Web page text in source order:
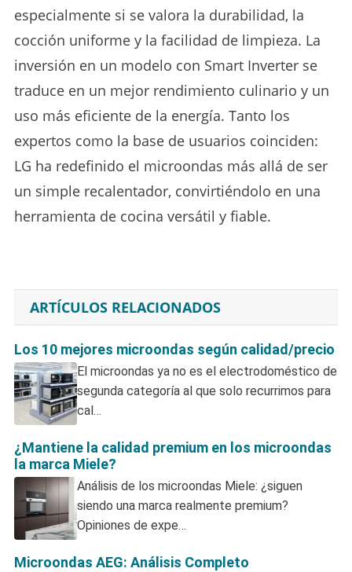
especialmente si se valora la durabilidad, la
cocción uniforme y la facilidad de limpieza. La
inversión en un modelo con Smart Inverter se
traduce en un mejor rendimiento culinario y un
uso más eficiente de la energía. Tanto los
expertos como la base de usuarios coinciden:
LG ha redefinido el microondas más allá de ser
un simple recalentador, convirtiéndolo en una
herramienta de cocina versátil y fiable.
ARTÍCULOS RELACIONADOS
Los 10 mejores microondas según calidad/precio
El microondas ya no es el electrodoméstico de
segunda categoría al que solo recurrimos para
cal…
¿Mantiene la calidad premium en los microondas
la marca Miele?
Análisis de los microondas Miele: ¿siguen
siendo una marca realmente premium?
Opiniones de expe…
Microondas AEG: Análisis Completo